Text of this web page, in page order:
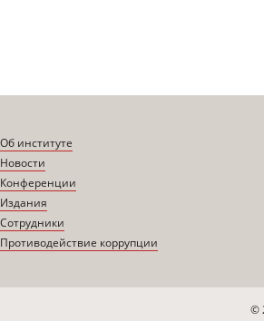
Об институте
Новости
Конференции
Издания
Сотрудники
Противодействие коррупции
©